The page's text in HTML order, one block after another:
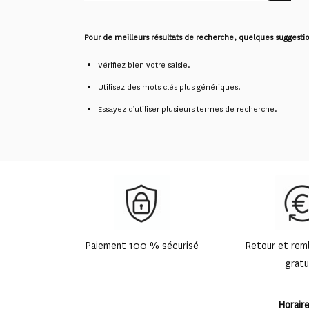
Pour de meilleurs résultats de recherche, quelques
Vérifiez bien votre saisie.
Utilisez des mots clés plus génériques.
Essayez d’utiliser plusieurs termes de recherche.
Paiement 100 % sécurisé
Retour et